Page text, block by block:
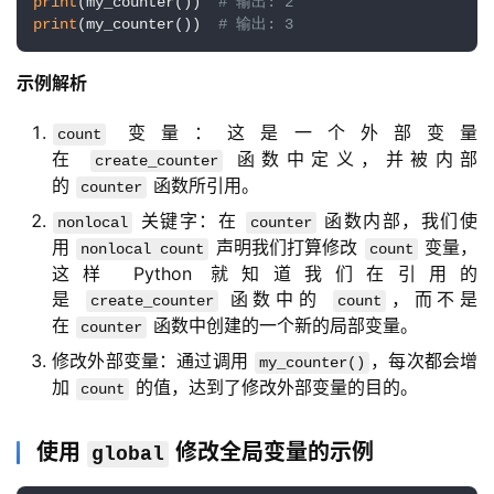
项
目
print(my_counter()) # 输出: 3
示例解析
count
变量：这是一个外部变量
在
create_counter
函数中定义，并被内部
的
counter 函数所引用。
nonlocal 关键字：在 counter
函数内部，我们使
用
nonlocal count 声明我们打算修改 count
变量，
这样 Python 就知道我们在引用的
是
create_counter 函数中的 count
，而不是
在
counter
函数中创建的一个新的局部变量。
修改外部变量：通过调用
my_counter() ，每次都会增
加
count 的值，达到了修改外部变量的目的。
使用 global 修改全局变量的示例